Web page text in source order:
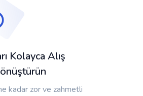
Kolayca Alış
kadar zor ve zahmetli